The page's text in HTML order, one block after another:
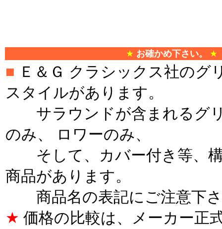
★ お確かめ下さい。 ★
■ Ｅ＆Ｇ クラシックス社のグ
スタイルがあります。
サラウンドが含まれるグ
のみ、 ロワーのみ、
そして、カバー付き等、構
商品があります。
商品名の表記にご注意下
★ 価格の比較は、メーカー正